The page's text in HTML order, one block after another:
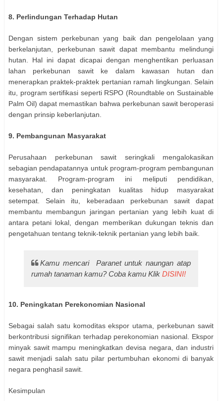
8. Perlindungan Terhadap Hutan
Dengan sistem perkebunan yang baik dan pengelolaan yang
berkelanjutan, perkebunan sawit dapat membantu melindungi
hutan. Hal ini dapat dicapai dengan menghentikan perluasan
lahan perkebunan sawit ke dalam kawasan hutan dan
menerapkan praktek-praktek pertanian ramah lingkungan. Selain
itu, program sertifikasi seperti RSPO (Roundtable on Sustainable
Palm Oil) dapat memastikan bahwa perkebunan sawit beroperasi
dengan prinsip keberlanjutan.
9. Pembangunan Masyarakat
Perusahaan perkebunan sawit seringkali mengalokasikan
sebagian pendapatannya untuk program-program pembangunan
masyarakat. Program-program ini meliputi pendidikan,
kesehatan, dan peningkatan kualitas hidup masyarakat
setempat. Selain itu, keberadaan perkebunan sawit dapat
membantu membangun jaringan pertanian yang lebih kuat di
antara petani lokal, dengan memberikan dukungan teknis dan
pengetahuan tentang teknik-teknik pertanian yang lebih baik.
Kamu mencari Paranet untuk naungan atap
rumah tanaman kamu? Coba kamu KlikDISINI!
10. Peningkatan Perekonomian Nasional
Sebagai salah satu komoditas ekspor utama, perkebunan sawit
berkontribusi signifikan terhadap perekonomian nasional. Ekspor
minyak sawit mampu meningkatkan devisa negara, dan industri
sawit menjadi salah satu pilar pertumbuhan ekonomi di banyak
negara penghasil sawit.
Kesimpulan